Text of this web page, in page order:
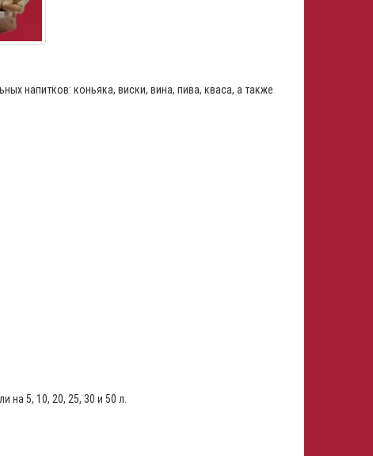
напитков: коньяка, виски, вина, пива, кваса, а также
на 5, 10, 20, 25, 30 и 50 л.